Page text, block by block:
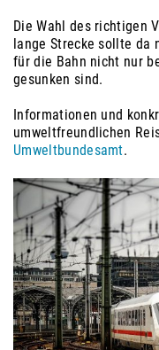
Die Wahl des richtigen
lange Strecke sollte da
für die Bahn nicht nur
gesunken sind.
Informationen und
umweltfreundlichen
Umweltbundesamt.